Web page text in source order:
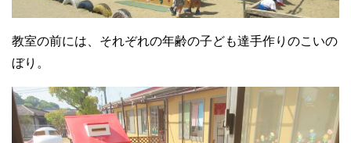
教室の前には、それぞれの年齢の子ども達手作りのこいの
ぼり。